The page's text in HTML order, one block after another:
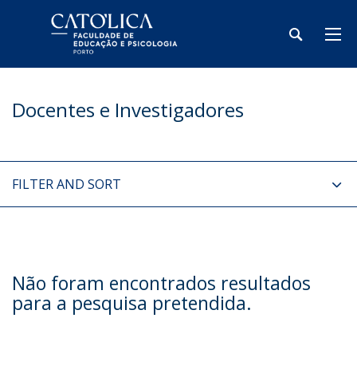
Docentes e Investigadores
FILTER AND SORT
Não foram encontrados resultados
para a pesquisa pretendida.